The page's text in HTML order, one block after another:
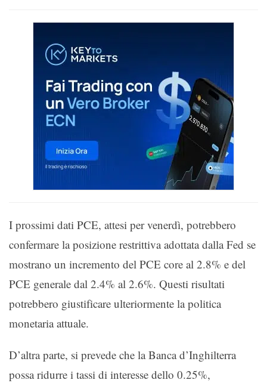
I prossimi dati PCE, attesi per venerdì, potrebbero
confermare la posizione restrittiva adottata dalla Fed se
mostrano un incremento del PCE core al 2.8% e del
PCE generale dal 2.4% al 2.6%. Questi risultati
potrebbero giustificare ulteriormente la politica
monetaria attuale.
D’altra parte, si prevede che la Banca d’Inghilterra
possa ridurre i tassi di interesse dello 0.25%,